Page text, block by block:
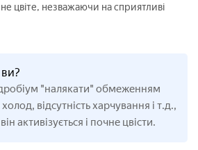
цвіте, незважаючи на сприятливі
"налякати" обмеженням
відсутність харчування і т.д.,
активізується і почне цвісти.